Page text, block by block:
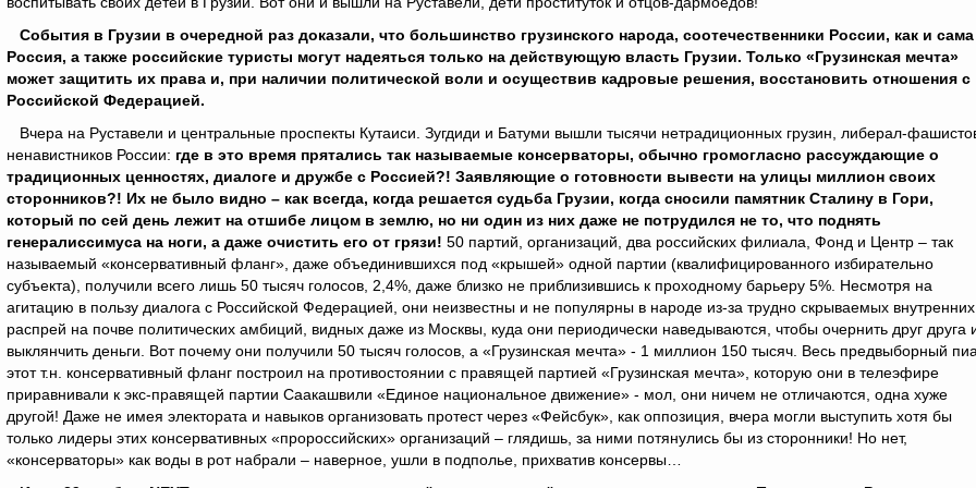
События в Грузии в очередной раз доказали, что большинство грузинского народа, соотечественники России, как и сама
Россия, а также российские туристы могут надеяться только на действующую власть Грузии. Только «Грузинская мечта»
может защитить их права и, при наличии политической воли и осуществив кадровые решения, восстановить отношения с
Российской Федерацией.
Вчера на Руставели и центральные проспекты Кутаиси. Зугдиди и Батуми вышли тысячи нетрадиционных грузин, либерал-
ненавистников России: где в это время прятались так называемые консерваторы, обычно громогласно рассуждающие о
традиционных ценностях, диалоге и дружбе с Россией?! Заявляющие о готовности вывести на улицы миллион своих
сторонников?! Их не было видно – как всегда, когда решается судьба Грузии, когда сносили памятник Сталину в Гори,
который по сей день лежит на отшибе лицом в землю, но ни один из них даже не потрудился не то, что поднять
генералиссимуса на ноги, а даже очистить его от грязи! 50 партий, организаций, два российских филиала, Фонд и Центр – так
называемый «консервативный фланг», даже объединившихся под «крышей» одной партии (квалифицированного избирательно
субъекта), получили всего лишь 50 тысяч голосов, 2,4%, даже близко не приблизившись к проходному барьеру 5%. Несмотря на
агитацию в пользу диалога с Российской Федерацией, они неизвестны и не популярны в народе из-за трудно скрываемых внутренних
распрей на почве политических амбиций, видных даже из Москвы, куда они периодически наведываются, чтобы очернить друг друга
выклянчить деньги. Вот почему они получили 50 тысяч голосов, а «Грузинская мечта» - 1 миллион 150 тысяч. Весь предвыборный
этот т.н. консервативный фланг построил на противостоянии с правящей партией «Грузинская мечта», которую они в телеэфире
приравнивали к экс-правящей партии Саакашвили «Единое национальное движение» - мол, они ничем не отличаются, одна хуже
другой! Даже не имея электората и навыков организовать протест через «Фейсбук», как оппозиция, вчера могли выступить хотя бы
только лидеры этих консервативных «пророссийских» организаций – глядишь, за ними потянулись бы из сторонники! Но нет,
«консерваторы» как воды в рот набрали – наверное, ушли в подполье, прихватив консервы…